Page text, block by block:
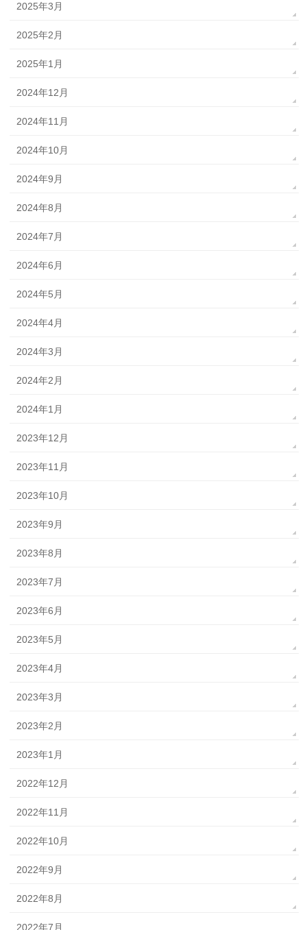
2025年3月
2025年2月
2025年1月
2024年12月
2024年11月
2024年10月
2024年9月
2024年8月
2024年7月
2024年6月
2024年5月
2024年4月
2024年3月
2024年2月
2024年1月
2023年12月
2023年11月
2023年10月
2023年9月
2023年8月
2023年7月
2023年6月
2023年5月
2023年4月
2023年3月
2023年2月
2023年1月
2022年12月
2022年11月
2022年10月
2022年9月
2022年8月
2022年7月